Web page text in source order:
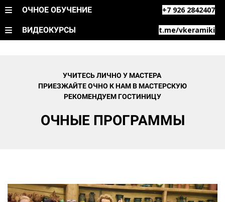
ОЧНОЕ ОБУЧЕНИЕ +7 926 2842407
ВИДЕОКУРСЫ t.me/vkeramiki
УЧИТЕСЬ ЛИЧНО У МАСТЕРА
ПРИЕЗЖАЙТЕ ОЧНО К НАМ В МАСТЕРСКУЮ
РЕКОМЕНДУЕМ ГОСТИНИЦУ
ОЧНЫЕ ПРОГРАММЫ